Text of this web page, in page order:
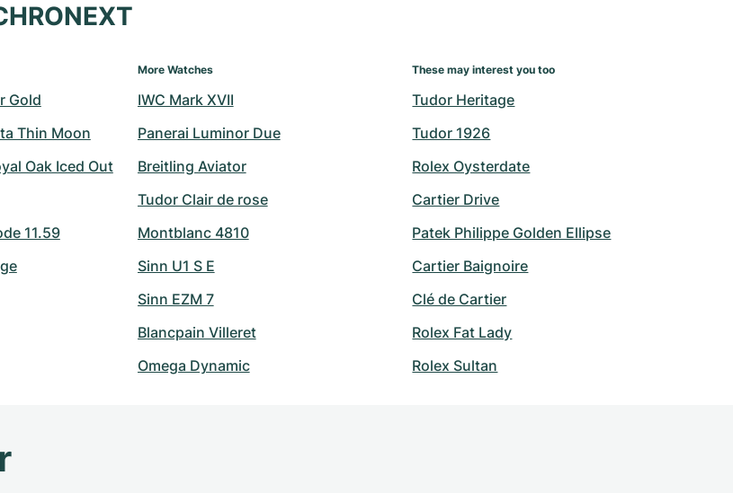
Gold
Thin Moon
Oak Iced Out
11.59
More Watches
IWC Mark XVII
Panerai Luminor Due
Breitling Aviator
Tudor Clair de rose
Montblanc 4810
Sinn U1 S E
Sinn EZM 7
Blancpain Villeret
Omega Dynamic
These may interest you too
Tudor Heritage
Tudor 1926
Rolex Oysterdate
Cartier Drive
Patek Philippe Golden Ellipse
Cartier Baignoire
Clé de Cartier
Rolex Fat Lady
Rolex Sultan